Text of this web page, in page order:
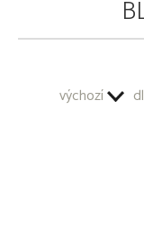
výchozí